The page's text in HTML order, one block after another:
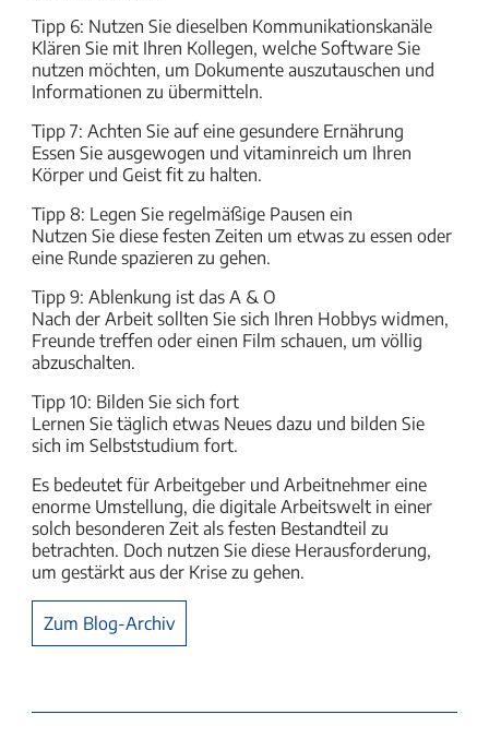
Tipp 6: Nutzen Sie dieselben Kommunikationskanäle
Klären Sie mit Ihren Kollegen, welche Software Sie
nutzen möchten, um Dokumente auszutauschen und
Informationen zu übermitteln.
Tipp 7: Achten Sie auf eine gesundere Ernährung
Essen Sie ausgewogen und vitaminreich um Ihren
Körper und Geist fit zu halten.
Tipp 8: Legen Sie regelmäßige Pausen ein
Nutzen Sie diese festen Zeiten um etwas zu essen oder
eine Runde spazieren zu gehen.
Tipp 9: Ablenkung ist das A & O
Nach der Arbeit sollten Sie sich Ihren Hobbys widmen,
Freunde treffen oder einen Film schauen, um völlig
abzuschalten.
Tipp 10: Bilden Sie sich fort
Lernen Sie täglich etwas Neues dazu und bilden Sie
sich im Selbststudium fort.
Es bedeutet für Arbeitgeber und Arbeitnehmer eine
enorme Umstellung, die digitale Arbeitswelt in einer
solch besonderen Zeit als festen Bestandteil zu
betrachten. Doch nutzen Sie diese Herausforderung,
um gestärkt aus der Krise zu gehen.
Zum Blog-Archiv